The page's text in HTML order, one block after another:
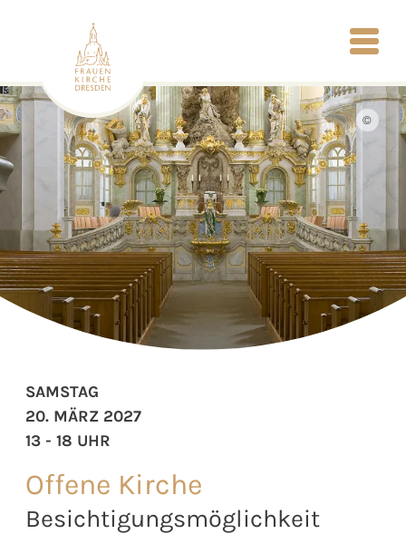
©
Offene Kirche
Besichtigungsmöglichkeit
SAMSTAG
20. MÄRZ 2027
13 - 18 UHR